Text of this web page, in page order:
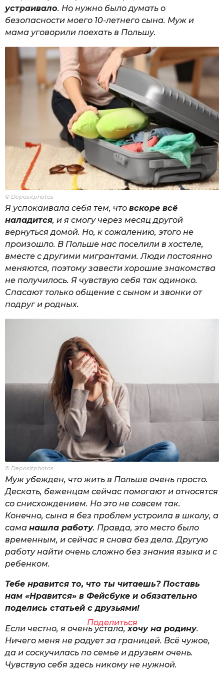
устраивало. Но нужно было думать о
безопасности моего 10-летнего сына. Муж и
мама уговорили поехать в Польшу.
© Depositphotos
Я успокаивала себя тем, что вскоре всё
наладится, и я смогу через месяц другой
вернуться домой. Но, к сожалению, этого не
произошло. В Польше нас поселили в хостеле,
вместе с другими мигрантами. Люди постоянно
меняются, поэтому завести хорошие знакомства
не получилось. Я чувствую себя так одиноко.
Спасают только общение с сыном и звонки от
подруг и родных.
© Depositphotos
Муж убежден, что жить в Польше очень просто.
Дескать, беженцам сейчас помогают и относятся
со снисхождением. Но это не совсем так.
Конечно, сына я без проблем устроила в школу, а
сама нашла работу. Правда, это место было
временным, и сейчас я снова без дела. Другую
работу найти очень сложно без знания языка и с
ребенком.
Тебе нравится то, что ты читаешь? Поставь
нам «Нравится» в Фейсбуке и обязательно
поделись статьей с друзьями!
Поделиться
Если честно, я очень устала,хочу на родину.
Ничего меня не радует за границей. Всё чужое,
да и соскучилась по семье и друзьям очень.
Чувствую себя здесь никому не нужной.